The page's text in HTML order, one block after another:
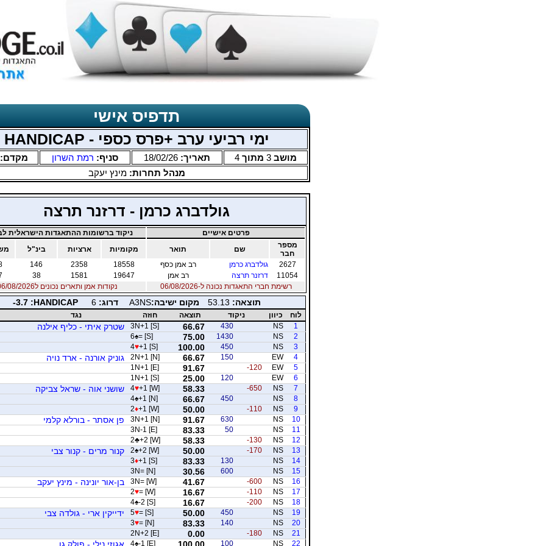
תדפיס אישי
ימי רביעי ערב +פרס כספי - HANDICAP
מושב 3 מתוך 4 תאריך: 18/02/26 סניף: רמת השרון מקדם:
מנהל תחרות:מינץ יעקב
גולדברג כרמן - דרזנר תרצה
פרטים אישיים
ניקוד ברשומות ההתאגדות הישראלית
מספר
חבר
שם תואר מקומיות ארציות בינ"ל
2627
גולדברג כרמן רב אמן כסף 18558
2358
146
11054
דרזנר תרצה רב אמן 19647
1581
38
רשימת חברי התאגדות נכונה ל-06/08/2026
נקודות אמן ותארים נכונים ל06/08/2026
תוצאה: 53.13 מקום ישיבה:A3NS דרוג:6
PACIDNAH:
-3.7
לוח כיוון ניקוד תוצאה חוזה
נגד
1
NS
430
66.67
3N+1 [S] שטרק איתי - כליף אילנה
2
NS
1430
75.00
6♠= [S]
3
NS
450
100.00
4♥+1 [S]
4
EW
150
66.67
2N+1 [N] גוניק אורנה - ארד נויה
5
EW
-120
91.67
1N+1 [E]
6
EW
120
25.00
1N+1 [S]
7
NS
-650
58.33
4♥+1 [W] שושני אוה - שראל צביקה
8
NS
450
66.67
4♠+1 [N]
9
NS
-110
50.00
2♦+1 [W]
10
NS
630
91.67
3N+1 [N] פן אסתר - בורלא קלמי
11
NS
50
83.33
3N-1 [E]
12
NS
-130
58.33
2♣+2 [W]
13
NS
-170
50.00
2♠+2 [W] קנור מרים - קנור צבי
14
NS
130
83.33
3♦+1 [S]
15
NS
600
30.56
3N= [N]
16
NS
-600
41.67
3N= [W] בן-אור יונינה - מינץ יעקב
17
NS
-110
16.67
2♥= [W]
18
NS
-200
16.67
4♠-2 [S]
19
NS
450
50.00
5♥= [S] ידייקין ארי - גולדה צבי
20
NS
140
83.33
3♥= [N]
21
NS
-180
0.00
2N+2 [E]
22
NS
100
100.00
4♠-1 [E] אגוזי נילי - פולק גו